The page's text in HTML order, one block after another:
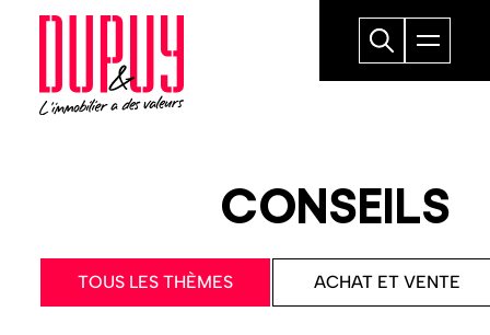
CONSEILS
TOUS LES THÈMES ACHAT ET VENTE